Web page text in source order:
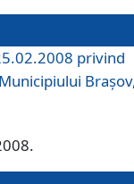
privind